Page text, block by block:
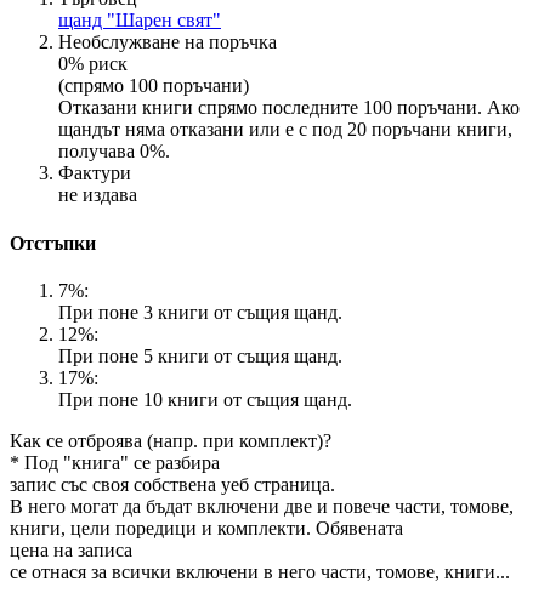
щанд "Шарен свят"
Необслужване на поръчка
0% риск
(спрямо 100 поръчани)
Отказани книги спрямо последните 100 поръчани. Ако
щандът няма отказани или е с под 20 поръчани книги,
получава 0%.
Фактури
не издава
Отстъпки
7%:
При поне 3 книги от същия щанд.
12%:
При поне 5 книги от същия щанд.
17%:
При поне 10 книги от същия щанд.
Как се отброява (напр. при комплект)?
* Под "книга" се разбира
запис със своя собствена уеб страница.
В него могат да бъдат включени две и повече части, томове,
книги, цели поредици и комплекти. Обявената
цена на записа
се отнася за всички включени в него части, томове, книги...